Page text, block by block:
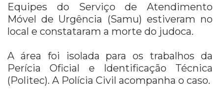
Equipes do Serviço de Atendimento
Móvel de Urgência (Samu) estiveram no
local e constataram a morte do judoca.
A área foi isolada para os trabalhos da
Perícia Oficial e Identificação Técnica
(Politec). A Polícia Civil acompanha o caso.